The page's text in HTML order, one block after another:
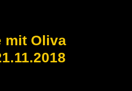
mit Oliva